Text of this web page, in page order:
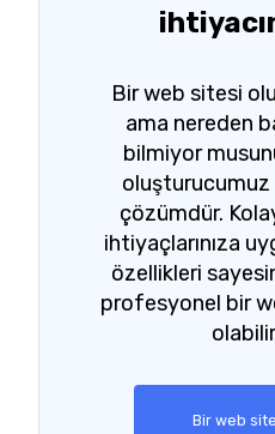
Bir web sitesi
ama nereden
bilmiyor
çözümdür.
ihtiyaçlarınıza
özellikleri
profesyonel bir
Bir web